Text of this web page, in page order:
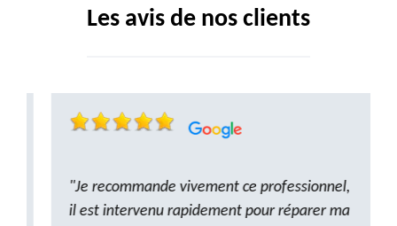
Les avis de nos clients
"Je recommande vivement ce professionnel,
il est intervenu rapidement pour réparer ma